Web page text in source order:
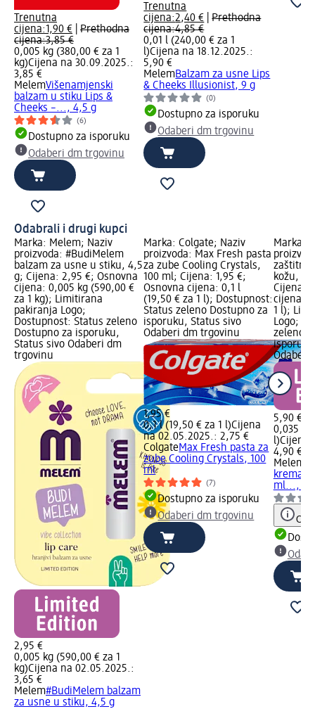
Trenutna
cijena:1,90 €
Prethodna
cijena:3,85 €
0,005 kg (380,00 € za 1
kg)Cijena na 30.09.2025.:
3,85 €
MelemVišenamjenski
balzam u stiku Lips &
Cheeks –..., 4,5 g
(6)
Dostupno za isporuku
Odaberi dm trgovinu
Trenutna
cijena:2,40 € |Prethodna
cijena:4,85 €
0,01 l (240,00 € za 1
l)Cijena na 18.12.2025.:
5,90 €
MelemBalzam za usne Lips
& Cheeks Illusionist, 9 g
(0)
Dostupno za isporuku
Odaberi dm trgovinu
Odabrali i drugi kupci
Marka: Melem; Naziv
proizvoda: #BudiMelem
balzam za usne u stiku, 4,5
g; Cijena: 2,95 €; Osnovna
cijena: 0,005 kg (590,00 €
za 1 kg); Limitirana
pakiranja Logo;
Dostupnost: Status zeleno
Dostupno za isporuku,
Status sivo Odaberi dm
trgovinu
2,95 €
0,005 kg (590,00 € za 1
kg)Cijena na 02.05.2025.:
3,65 €
Melem#BudiMelem balzam
za usne u stiku, 4,5 g
Marka: Colgate; Naziv
proizvoda: Max Fresh pasta
za zube Cooling Crystals,
100 ml; Cijena: 1,95 €;
Osnovna cijena: 0,1 l
(19,50 € za 1 l); Dostupnost:
Status zeleno Dostupno za
isporuku, Status sivo
Odaberi dm trgovinu
1,95 €
0,1 l (19,50 € za 1 l)Cijena
na 02.05.2025.: 2,75 €
ColgateMax Fresh pasta za
zube Cooling Crystals, 100
ml
(7)
Dostupno za isporuku
Odaberi dm trgovinu
Marka:
zaštitna
kožu,
Cijena:
cijena:
1 l);
Logo;
zeleno
Odaberi
5,90 €
0,035 l
l)Cijena
4,90 €
Melem
krema
ml..., 35